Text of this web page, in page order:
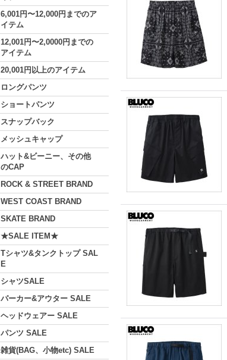
6,001円〜12,000円までのア
イテム
12,001円〜2,0000円までの
アイテム
20,001円以上のアイテム
ロングパンツ
ショートパンツ
スナップバック
メッシュキャップ
ハット&ビーニー、その他
のCAP
ROCK & STREET BRAND
WEST COAST BRAND
SKATE BRAND
★SALE ITEM★
Tシャツ&タンクトップ SAL
E
シャツSALE
パーカー&アウター SALE
ヘッドウェアー SALE
パンツ SALE
雑貨(BAG、小物etc) SALE